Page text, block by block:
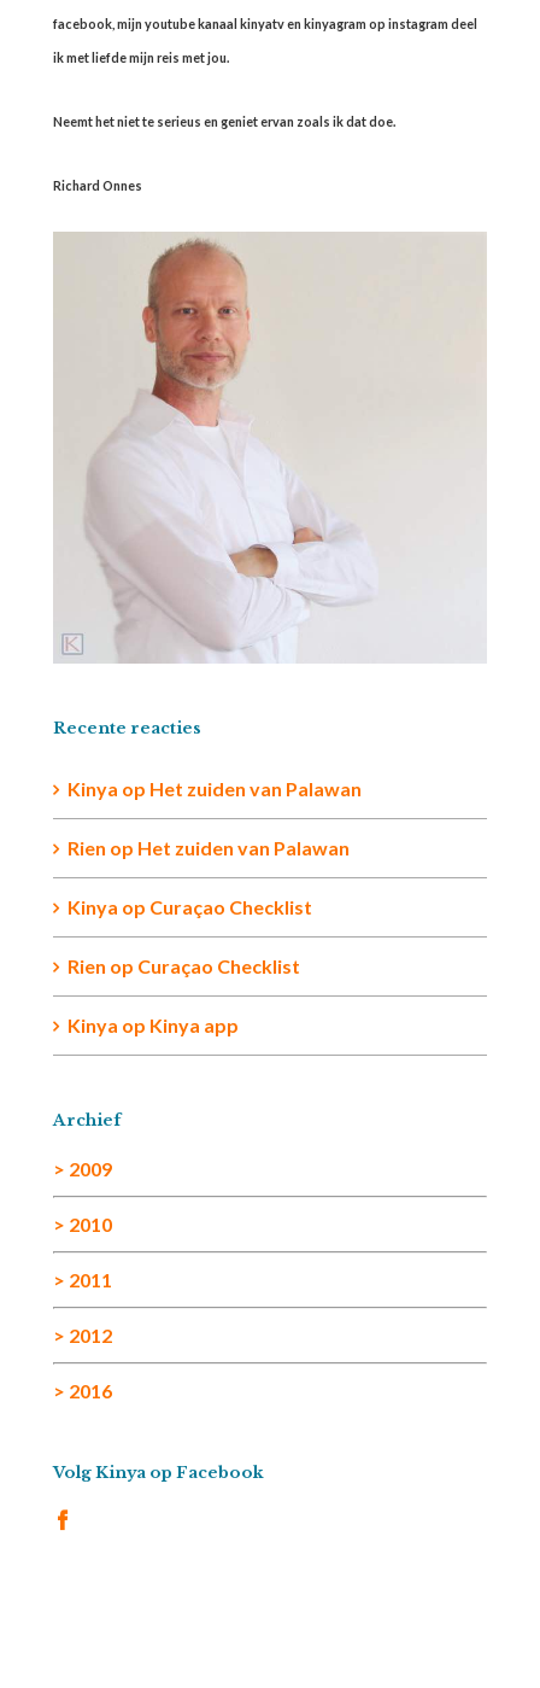
facebook, mijn youtube kanaal kinyatv en kinyagram op instagram deel
ik met liefde mijn reis met jou.
Neemt het niet te serieus en geniet ervan zoals ik dat doe.
Richard Onnes
Recente reacties
Kinya op Het zuiden van Palawan
Rien op Het zuiden van Palawan
Kinya op Curaçao Checklist
Rien op Curaçao Checklist
Kinya op Kinya app
Archief
> 2009
> 2010
> 2011
> 2012
> 2016
Volg Kinya op Facebook